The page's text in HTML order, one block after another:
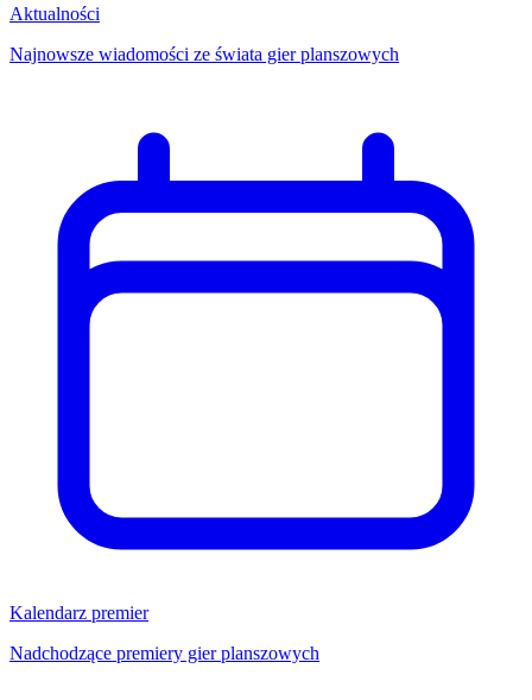
Aktualności
Najnowsze wiadomości ze świata gier planszowych
Kalendarz premier
Nadchodzące premiery gier planszowych